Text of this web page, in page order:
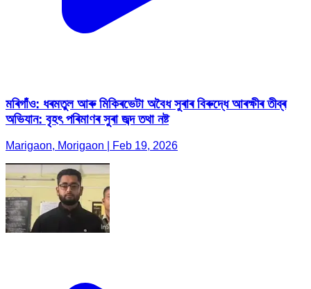
মৰিগাঁও: ধৰমতুল আৰু মিকিৰভেটা অবৈধ সুৰাৰ বিৰুদ্ধে আৰক্ষীৰ তীব্ৰ
অভিযান: বৃহৎ পৰিমাণৰ সুৰা জব্দ তথা নষ্ট
Marigaon, Morigaon | Feb 19, 2026